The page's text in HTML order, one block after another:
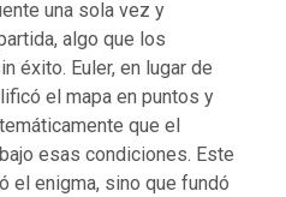
una sola vez y
algo que los
éxito. Euler, en lugar de
el mapa en puntos y
que el
esas condiciones. Este
el enigma, sino que fundó